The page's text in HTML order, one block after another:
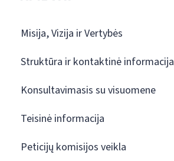
Misija, Vizija ir Vertybės
Struktūra ir kontaktinė informacija
Konsultavimasis su visuomene
Teisinė informacija
Peticijų komisijos veikla